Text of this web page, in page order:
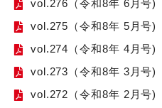
vol.276（令和8年 6月号)
vol.275（令和8年 5月号)
vol.274（令和8年 4月号)
vol.273（令和8年 3月号)
vol.272（令和8年 2月号)